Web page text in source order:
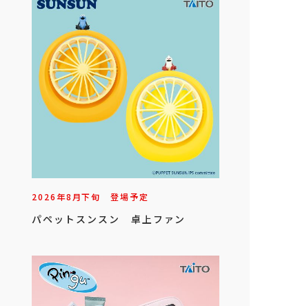
2026年8月下旬 登場予定
パペットスンスン 卓上ファン